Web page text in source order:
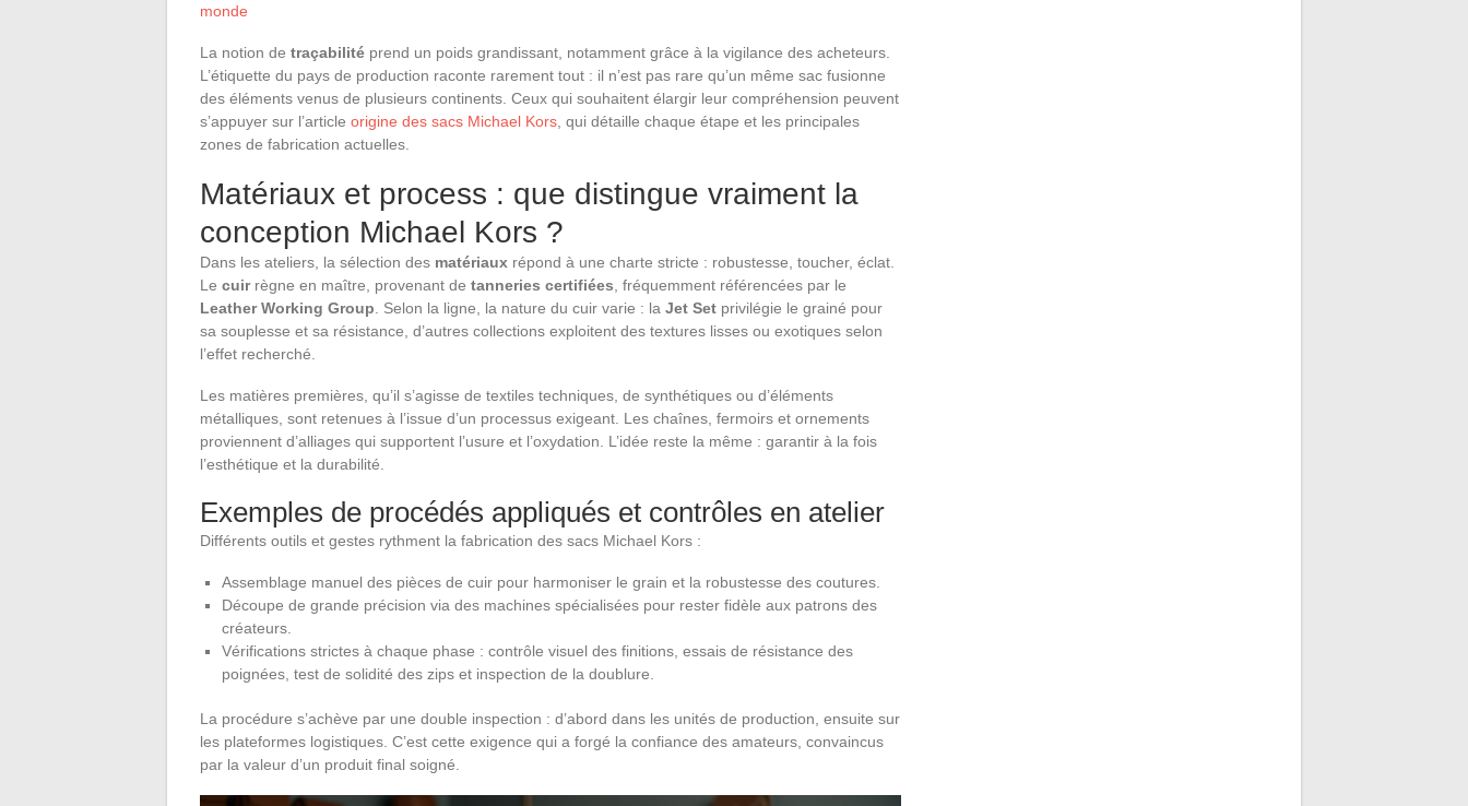
monde
La notion de traçabilité prend un poids grandissant, notamment grâce à la vigilance des acheteurs.
L’étiquette du pays de production raconte rarement tout : il n’est pas rare qu’un même sac fusionne
des éléments venus de plusieurs continents. Ceux qui souhaitent élargir leur compréhension peuvent
s’appuyer sur l’article origine des sacs Michael Kors , qui détaille chaque étape et les principales
zones de fabrication actuelles.
Matériaux et process : que distingue vraiment la
conception Michael Kors ?
Dans les ateliers, la sélection des matériaux répond à une charte stricte : robustesse, toucher, éclat.
Le cuirrègne en maître, provenant de tanneries certifiées , fréquemment référencées par le
Leather Working Group . Selon la ligne, la nature du cuir varie : la Jet Set privilégie le grainé pour
sa souplesse et sa résistance, d’autres collections exploitent des textures lisses ou exotiques selon
l’effet recherché.
Les matières premières, qu’il s’agisse de textiles techniques, de synthétiques ou d’éléments
métalliques, sont retenues à l’issue d’un processus exigeant. Les chaînes, fermoirs et ornements
proviennent d’alliages qui supportent l’usure et l’oxydation. L’idée reste la même : garantir à la fois
l’esthétique et la durabilité.
Exemples de procédés appliqués et contrôles en atelier
Différents outils et gestes rythment la fabrication des sacs Michael Kors :
Assemblage manuel des pièces de cuir pour harmoniser le grain et la robustesse des coutures.
Découpe de grande précision via des machines spécialisées pour rester fidèle aux patrons des
créateurs.
Vérifications strictes à chaque phase : contrôle visuel des finitions, essais de résistance des
poignées, test de solidité des zips et inspection de la doublure.
La procédure s’achève par une double inspection : d’abord dans les unités de production, ensuite sur
les plateformes logistiques. C’est cette exigence qui a forgé la confiance des amateurs, convaincus
par la valeur d’un produit final soigné.